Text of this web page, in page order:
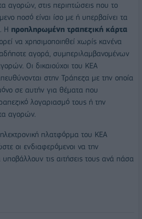
αγορών, στις περιπτώσεις που το
ποσό είναι ίσο με ή υπερβαίνει τα
Η προπληρωμένη τραπεζική κάρτα
να χρησιμοποιηθεί χωρίς κανένα
αγορά, συμπεριλαμβανομένων
Οι δικαιούχοι του ΚΕΑ
στην Τράπεζα με την οποία
σε αυτήν για θέματα που
λογαριασμό τους ή την
αγορών.
ηλεκτρονική πλατφόρμα του ΚΕΑ
οι ενδιαφερόμενοι να την
υποβάλλουν τις αιτήσεις τους ανά πάσα